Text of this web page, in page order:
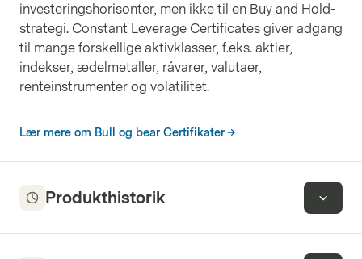
investeringshorisonter, men ikke til en Buy and Hold-
strategi. Constant Leverage Certificates giver adgang
til mange forskellige aktivklasser, f.eks. aktier,
indekser, ædelmetaller, råvarer, valutaer,
renteinstrumenter og volatilitet.
Lær mere om Bull og bear Certifikater
Produkthistorik